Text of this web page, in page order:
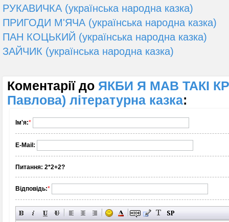
РУКАВИЧКА (українська народна казка)
ПРИГОДИ М'ЯЧА (українська народна казка)
ПАН КОЦЬКИЙ (українська народна казка)
ЗАЙЧИК (українська народна казка)
Коментарії до ЯКБИ Я МАВ ТАКІ
Павлова) літературна казка:
Ім'я:*
E-Mail:
Питання: 2*2+2?
Відповідь:*